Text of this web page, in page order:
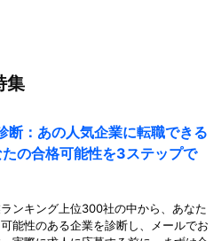
集
断：あの人気企業に転職できる
の合格可能性を3ステップで
ンキング上位300社の中から、あなた
能性のある企業を診断し、メールでお